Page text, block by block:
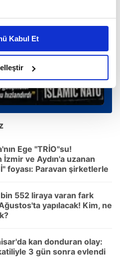
sizlere özel
Bunu yaparken
reklam deneyimi sunmak
sunabilmek adına
ve bu noktada,
noktasında tek gelir
isteriz.
çerezlere izin vermedikleri
için İnternet
vasıtasıyla çeşitli kişisel
olan çerezler bilgi
amacıyla
ve sizlere yönelik
yapılması, amaçlarıyla
Kabul Et
Ege "TRİO"su!
İzmir ve Aydın'a uzanan
foyası: Paravan şirketlerle
552 liraya varan fark
yapılacak! Kim, ne
kan donduran olay:
3 gün sonra evlendi